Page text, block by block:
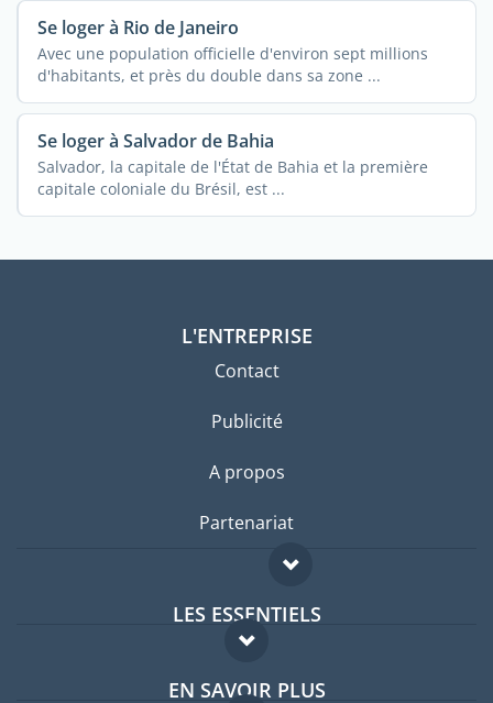
Se loger à Rio de Janeiro
Avec une population officielle d'environ sept millions
d'habitants, et près du double dans sa zone ...
Se loger à Salvador de Bahia
Salvador, la capitale de l'État de Bahia et la première
capitale coloniale du Brésil, est ...
L'ENTREPRISE
Contact
Publicité
A propos
Partenariat
LES ESSENTIELS
Forum expatriés
EN SAVOIR PLUS